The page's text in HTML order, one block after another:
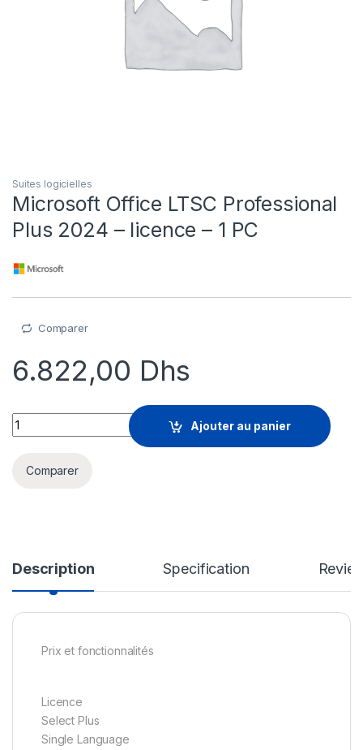
Suites logicielles
Microsoft Office LTSC Professional
Plus 2024 – licence – 1 PC
Comparer
6.822,00 Dhs
Microsoft Office LTSC Professional Plus 2024 - licence - 1
Ajouter au panier
Comparer
Description Specification
Prix et fonctionnalités
Licence
Select Plus
Single Language